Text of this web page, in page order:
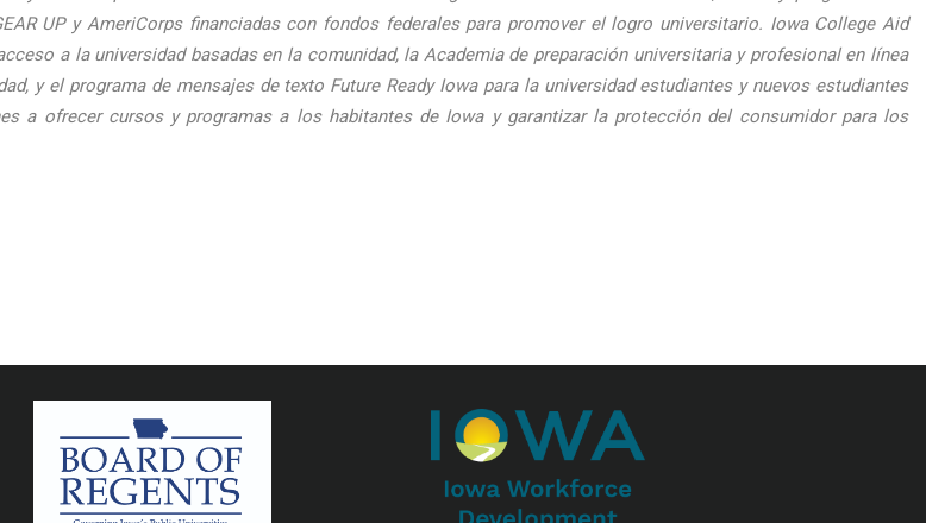
UP y AmeriCorps financiadas con fondos federales para promover el logro universitario. Iowa College Aid
a la universidad basadas en la comunidad, la Academia de preparación universitaria y profesional en línea
y el programa de mensajes de texto Future Ready Iowa para la universidad estudiantes y nuevos estudiantes
a ofrecer cursos y programas a los habitantes de Iowa y garantizar la protección del consumidor para los